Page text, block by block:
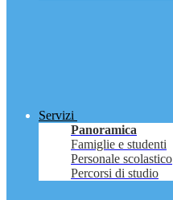
Servizi
Panoramica
Famiglie e studenti
Personale scolastico
Percorsi di studio